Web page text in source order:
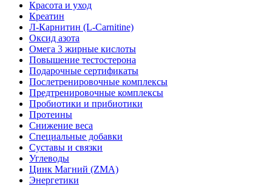
Красота и уход
Креатин
Л-Карнитин (L-Сarnitine)
Оксид азота
Омега 3 жирные кислоты
Повышение тестостерона
Подарочные сертификаты
Послетренировочные комплексы
Предтренировочные комплексы
Пробиотики и прибиотики
Протеины
Снижение веса
Специальные добавки
Суставы и связки
Углеводы
Цинк Магний (ZMA)
Энергетики